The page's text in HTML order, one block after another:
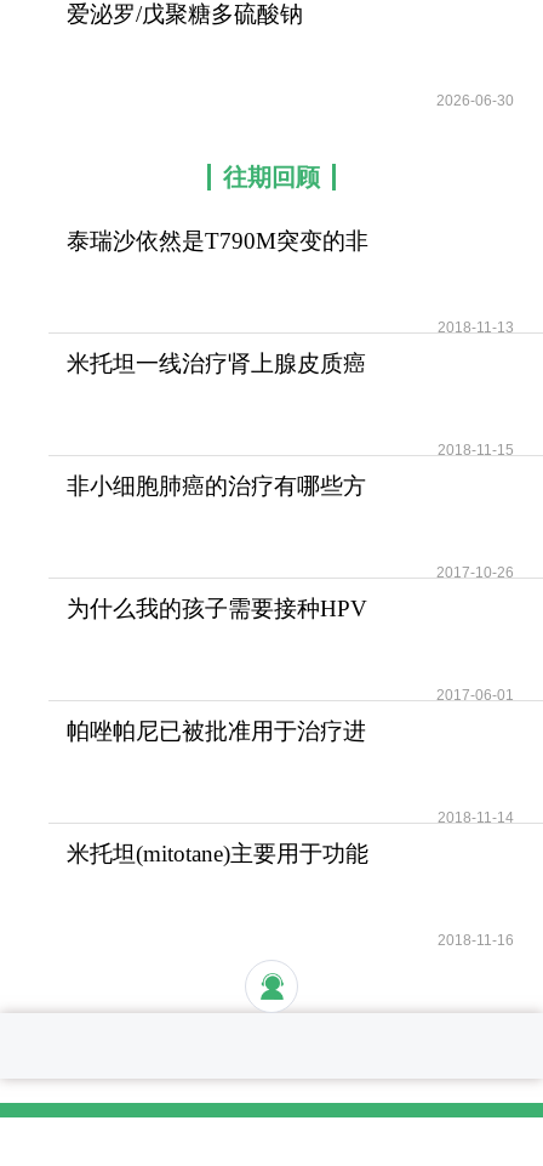
爱泌罗/戊聚糖多硫酸钠
2026-06-30
往期回顾
泰瑞沙依然是T790M突变的非
2018-11-13
米托坦一线治疗肾上腺皮质癌
2018-11-15
非小细胞肺癌的治疗有哪些方
2017-10-26
为什么我的孩子需要接种HPV
2017-06-01
帕唑帕尼已被批准用于治疗进
2018-11-14
米托坦(mitotane)主要用于功能
2018-11-16